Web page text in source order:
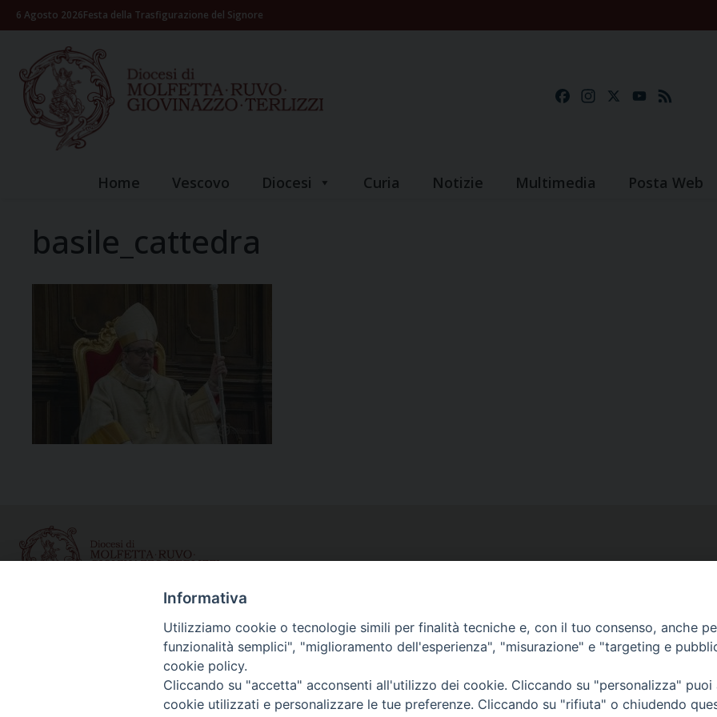
Skip6 Agosto 2026Festa della Trasfigurazione del Signore
FacebookInstagramYouTube
Home Vescovo Diocesi Curia Notizie Multimedia Posta Web
basile_cattedra
Piazza Giovene 4 – 70056 Molfetta (BA)
www.diocesimolfetta.it – diocesimolfetta@pec.chiesacattolica.it
Ufficio Comunicazioni sociali
Piazza Giovene 4 – 70056 Molfetta (BA)
Informativa
Utilizziamo cookie o tecnologie simili per finalità tecniche e, con il tuo consenso, anche
funzionalità semplici", "miglioramento dell'esperienza", "misurazione" e "targeting e
cookie policy.
Cliccando su "accetta" acconsenti all'utilizzo dei cookie. Cliccando su "personalizza"
cookie utilizzati e personalizzare le tue preferenze. Cliccando su "rifiuta" o chiudendo